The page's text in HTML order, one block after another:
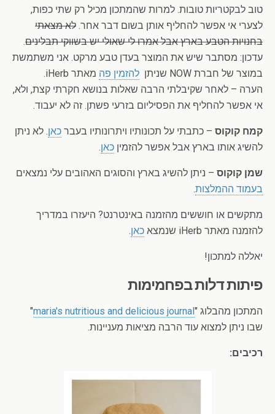
טוב לבקטריות טובות. למרות שהמתכון מכיל רק שתי כפות,
לצערי אי אפשר להחליף אותן בשום דבר אחר. לא מצאתי
בחנויות הטבע בארץ אבל אמרו לי שאולי יש בשווקי תבלינים.
עדכון: מסתבר שיש את המוצר בעדן טבע מרקט. אני משתמשת
במוצר של חברת NOW שניתן
להזמין פה מאתר iHerb.
הערה – לאחר שקיבלתי הרבה שאלות בנושא חקרתי קצת, ולא,
אי אפשר להחליף את הפסיליום בזרעי פשתן. זה לא יעבוד.
קמח קוקוס – כתבתי על תכונותיו ויתרונותיו בעבר כאן. לא ניתן
להשיג אותו בארץ אבל אפשר להזמין כאן.
שמן קוקוס – ניתן להשיג בארץ והסוגים האהובים עלי נמצאים
בעמוד ההמלצות.
מתקשים או חוששים מהזמנה באינטרנט? היעזרו במדריך
להזמנה מאתר iHerb שנמצא
כאן.
יאללה למתכון!
פיתות דלות בפחמימות
המתכון מהבלוג "maria's nutritious and delicious journal
"
שבו ניתן למצוא עוד הרבה מציאות מעניינות.
רכיבים: